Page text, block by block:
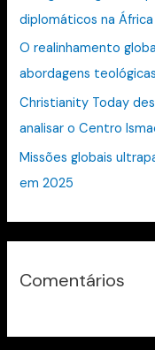
p
o
r
:
diplomáticos na África
O realinhamento
abordagens teológicas
Christianity Today
analisar o Centro
Missões globais
em 2025
Comentários